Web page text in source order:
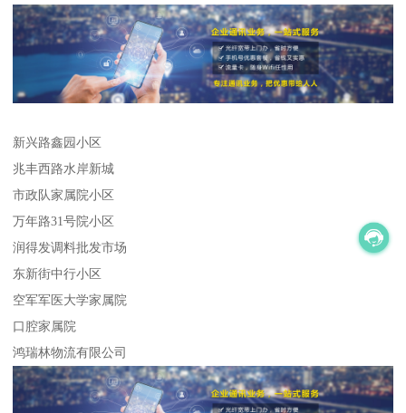
新兴路鑫园小区
兆丰西路水岸新城
市政队家属院小区
万年路31号院小区
润得发调料批发市场
东新街中行小区
空军军医大学家属院
口腔家属院
鸿瑞林物流有限公司